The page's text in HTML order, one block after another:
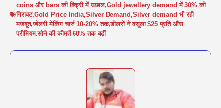
coins और bars की बिक्री में उछाल,Gold jewellery demand में 30% की
गिरावट,Gold Price India,Silver Demand,Silver demand भी रही
मजबूत,ज्वेलरी मेकिंग चार्ज 10-20% तक,डीलरों ने वसूला $25 प्रति औंस
प्रीमियम,सोने की कीमतें 60% तक बढ़ीं